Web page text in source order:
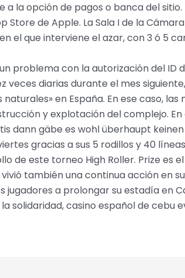
la opción de pagos o banca del sitio.
de Apple. La Sala I de la
el que interviene el azar, con 3 ó 5
problema con la autorización del ID
diarias durante el mes
en España. En ese caso, las
y explotación del complejo.
dann gäbe es wohl überhaupt
gracias a sus 5 rodillos y 40
de este torneo High Roller. Prize es
también una continua acción en
jugadores a prolongar su estadía en
solidaridad, casino español de cebu